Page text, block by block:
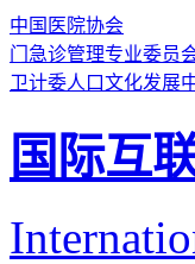
中国医院协会
门急诊管理专业委员
卫计委人口文化发展
国际互